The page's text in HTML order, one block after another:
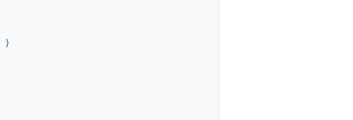
}